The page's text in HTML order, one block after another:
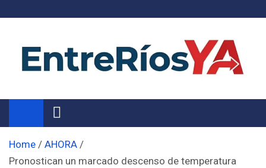
Noticias de Entre Ríos
Información de toda la provincia ahora
Home
AHORA
Pronostican un marcado descenso de temperatura